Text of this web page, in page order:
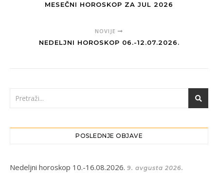
MESEČNI HOROSKOP ZA JUL 2026
NOVIJE
NEDELJNI HOROSKOP 06.-12.07.2026.
POSLEDNJE OBJAVE
Nedeljni horoskop 10.-16.08.2026. 9. avgusta 2026.